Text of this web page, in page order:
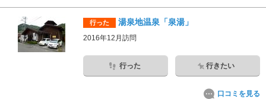
行った 湯泉地温泉「泉湯」
2016年12月訪問
行った 行きたい
口コミを見る